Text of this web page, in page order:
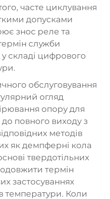
часте циклування
допусками
знос реле та
служби
складі цифрового
обслуговування
огляд
опору для
повного виходу з
методів
як демпферні кола
твердотільних
термін
застосуваннях
температури. Коли